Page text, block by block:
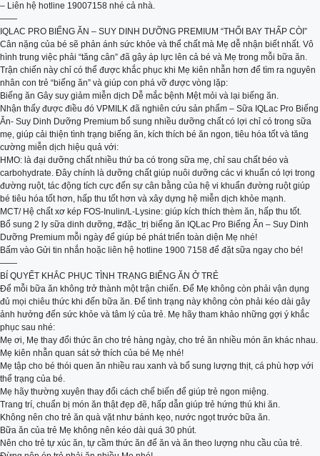
– Liên hệ hotline 19007158 nhé cả nhà.
——
IQLAC PRO BIẾNG ĂN – SUY DINH DƯỠNG PREMIUM “THỔI BAY THẤP CÒI”
Cân nặng của bé sẽ phản ánh sức khỏe và thể chất mà Mẹ dễ nhận biết nhất. Vô
hình trung việc phải “tăng cân” đã gây áp lực lên cả bé và Mẹ trong mỗi bữa ăn.
Trận chiến này chỉ có thể được khắc phục khi Mẹ kiên nhẫn hơn để tìm ra nguyên
nhân con trẻ “biếng ăn” và giúp con phá vỡ được vòng lặp:
Biếng ăn Gây suy giảm miễn dịch Dễ mắc bệnh Mệt mỏi và lại biếng ăn.
Nhận thấy được điều đó VPMILK đã nghiên cứu sản phẩm – Sữa IQLac Pro Biếng
Ăn- Suy Dinh Dưỡng Premium bổ sung nhiều dưỡng chất có lợi chỉ có trong sữa
mẹ, giúp cải thiện tình trạng biếng ăn, kích thích bé ăn ngon, tiêu hóa tốt và tăng
cường miễn dịch hiệu quả với:
HMO: là đại dưỡng chất nhiều thứ ba có trong sữa mẹ, chỉ sau chất béo và
carbohydrate. Đây chính là dưỡng chất giúp nuôi dưỡng các vi khuẩn có lợi trong
đường ruột, tác động tích cực đến sự cân bằng của hệ vi khuẩn đường ruột giúp
bé tiêu hóa tốt hơn, hấp thu tốt hơn và xây dựng hệ miễn dịch khỏe mạnh.
MCT/ Hệ chất xơ kép FOS-Inulin/L-Lysine: giúp kích thích thèm ăn, hấp thu tốt.
Bổ sung 2 ly sữa dinh dưỡng, #đặc_trị biếng ăn IQLac Pro Biếng Ăn – Suy Dinh
Dưỡng Premium mỗi ngày để giúp bé phát triển toàn diện Mẹ nhé!
Bấm vào Gửi tin nhắn hoặc liên hệ hotline 1900 7158 để đặt sữa ngay cho bé!
——
BÍ QUYẾT KHẮC PHỤC TÌNH TRẠNG BIẾNG ĂN Ở TRẺ
Để mỗi bữa ăn không trở thành một trận chiến. Để Mẹ không còn phải vận dụng
đủ mọi chiêu thức khi đến bữa ăn. Để tình trạng này không còn phải kéo dài gây
ảnh hưởng đến sức khỏe và tâm lý của trẻ. Mẹ hãy tham khảo những gợi ý khắc
phục sau nhé:
Mẹ ơi, Mẹ thay đổi thức ăn cho trẻ hàng ngày, cho trẻ ăn nhiều món ăn khác nhau.
Mẹ kiên nhẫn quan sát sở thích của bé Mẹ nhé!
Mẹ tập cho bé thói quen ăn nhiều rau xanh và bổ sung lượng thịt, cá phù hợp với
thể trạng của bé.
Mẹ hãy thường xuyên thay đổi cách chế biến để giúp trẻ ngon miệng.
Trang trí, chuẩn bị món ăn thật đẹp đẽ, hấp dẫn giúp trẻ hứng thú khi ăn.
Không nên cho trẻ ăn quà vặt như bánh kẹo, nước ngọt trước bữa ăn.
Bữa ăn của trẻ Mẹ không nên kéo dài quá 30 phút.
Nên cho trẻ tự xúc ăn, tự cầm thức ăn để ăn và ăn theo lượng nhu cầu của trẻ.